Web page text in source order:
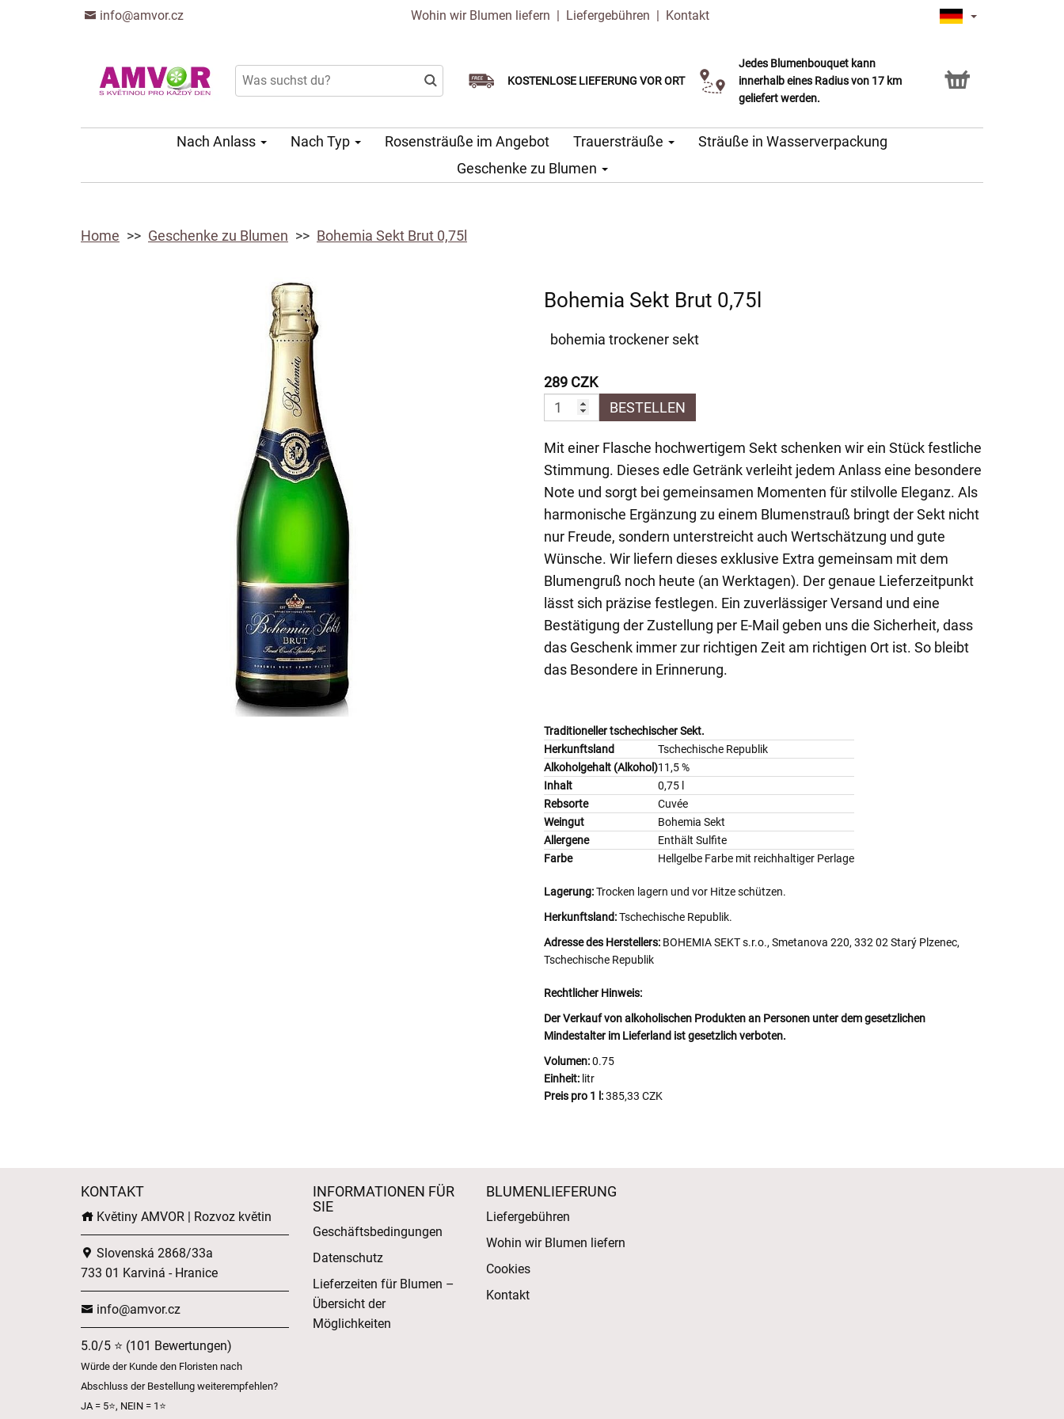
info@amvor.cz Wohin wir Blumen liefern | Liefergebühren | Kontakt
KOSTENLOSE LIEFERUNG VOR ORT
Lieferung am selben Tag möglich
Wählen Sie Ihr Lieferdatum
Jedes Blumenbouquet kann
innerhalb eines Radius von 17 km
geliefert werden.
Click & Collect Service
Nach Anlass Nach Typ Rosensträuße im Angebot Trauersträuße
Sträuße in Wasserverpackung
Geschenke zu Blumen
Home Geschenke zu Blumen Bohemia Sekt Brut 0,75l
Bohemia Sekt Brut 0,75l
bohemia trockener sekt
289 CZK
BESTELLEN
Mit einer Flasche hochwertigem Sekt schenken wir ein Stück festliche
Stimmung. Dieses edle Getränk verleiht jedem Anlass eine besondere
Note und sorgt bei gemeinsamen Momenten für stilvolle Eleganz. Als
harmonische Ergänzung zu einem Blumenstrauß bringt der Sekt nicht
nur Freude, sondern unterstreicht auch Wertschätzung und gute
Wünsche. Wir liefern dieses exklusive Extra gemeinsam mit dem
Blumengruß noch heute (an Werktagen). Der genaue Lieferzeitpunkt
lässt sich präzise festlegen. Ein zuverlässiger Versand und eine
Bestätigung der Zustellung per E-Mail geben uns die Sicherheit, dass
das Geschenk immer zur richtigen Zeit am richtigen Ort ist. So bleibt
das Besondere in Erinnerung.
Traditioneller tschechischer Sekt.
Herkunftsland
Tschechische Republik
Alkoholgehalt (Alkohol)11,5 %
Inhalt
0,75 l
Rebsorte
Cuvée
Weingut
Bohemia Sekt
Allergene
Enthält Sulfite
Farbe
Hellgelbe Farbe mit reichhaltiger Perlage
Lagerung:Trocken lagern und vor Hitze schützen.
Herkunftsland:Tschechische Republik.
Adresse des Herstellers: BOHEMIA SEKT s.r.o., Smetanova 220, 332 02 Starý Plzenec,
Tschechische Republik
Rechtlicher Hinweis:
Der Verkauf von alkoholischen Produkten an Personen unter dem gesetzlichen
Mindestalter im Lieferland ist gesetzlich verboten.
Volumen:0.75
Einheit: litr
Preis pro 1 l:385,33 CZK
KONTAKT
Květiny AMVOR | Rozvoz květin
Slovenská 2868/33a
733 01 Karviná - Hranice
info@amvor.cz
5.0/5 ⭐ (101 Bewertungen)
Würde der Kunde den Floristen nach
Abschluss der Bestellung weiterempfehlen?
JA = 5⭐, NEIN = 1⭐
INFORMATIONEN FÜR
SIE
Geschäftsbedingungen
Datenschutz
Lieferzeiten für Blumen –
Übersicht der
Möglichkeiten
BLUMENLIEFERUNG
Liefergebühren
Wohin wir Blumen liefern
Cookies
Kontakt